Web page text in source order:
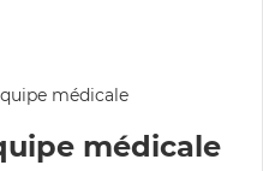
médicale